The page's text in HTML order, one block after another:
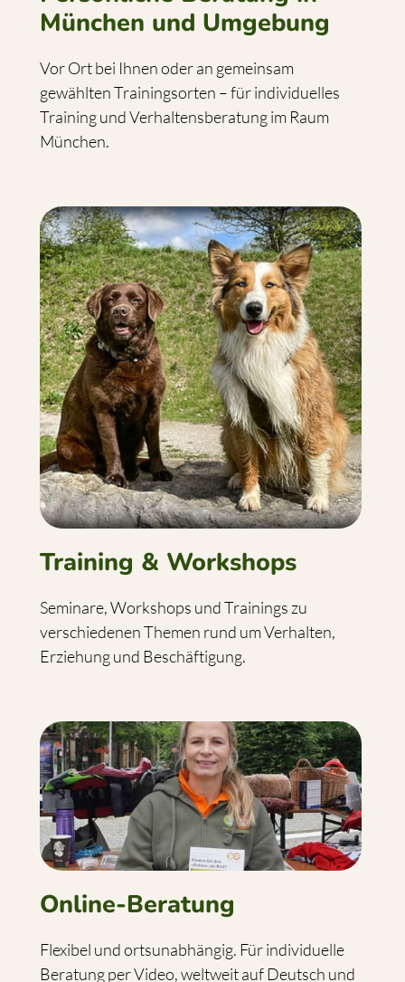
München und Umgebung
Vor Ort bei Ihnen oder an gemeinsam
gewählten Trainingsorten – für individuelles
Training und Verhaltensberatung im Raum
München.
Training & Workshops
Seminare, Workshops und Trainings zu
verschiedenen Themen rund um Verhalten,
Erziehung und Beschäftigung.
Online-Beratung
Flexibel und ortsunabhängig. Für individuelle
Beratung per Video, weltweit auf Deutsch und